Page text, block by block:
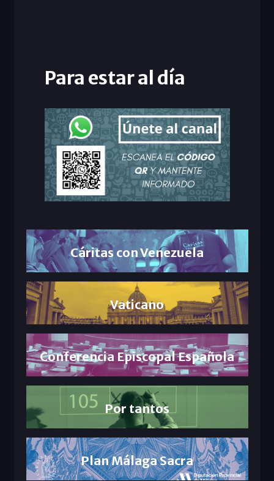
Para estar al día
Cáritas con Venezuela
Vaticano
Conferencia Episcopal Española
Por tantos
Plan Málaga Sacra